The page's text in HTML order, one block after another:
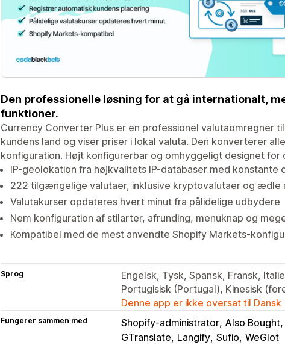
Den professionelle løsning for at gå internationalt,
funktioner.
Currency Converter Plus er en professionel valutaomregner
kundens land og viser priser i lokal valuta. Den konverterer
konfiguration. Højt konfigurerbar og omhyggeligt designet
IP-geolokation fra højkvalitets IP-databaser med konstante
222 tilgængelige valutaer, inklusive kryptovalutaer og ædle
Valutakurser opdateres hvert minut fra pålidelige udbydere
Nem konfiguration af stilarter, afrunding, menuknap og
Kompatibel med de mest anvendte Shopify Markets-
Sprog
Engelsk, Tysk, Spansk, Fransk,
Portugisisk (Portugal), Kinesisk
Denne app er ikke oversat til Dansk
Fungerer sammen med Shopify-administrator Also Bought
GTranslate Langify Sufio WeGlot